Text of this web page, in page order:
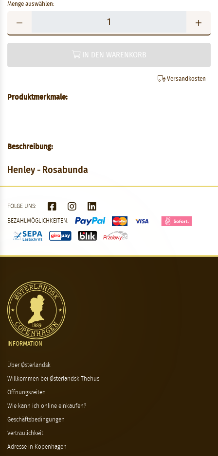
Menge auswählen:
IN DEN WARENKORB
Versandkosten
Produktmerkmale:
Beschreibung:
Henley - Rosabunda
FOLGE UNS:
BEZAHLMÖGLICHKEITEN:
INFORMATION
Über Østerlandsk
Willkommen bei Østerlandsk Thehus
Öffnungszeiten
Wie kann ich online einkaufen?
Geschäftsbedingungen
Vertraulichkeit
Adresse in Kopenhagen